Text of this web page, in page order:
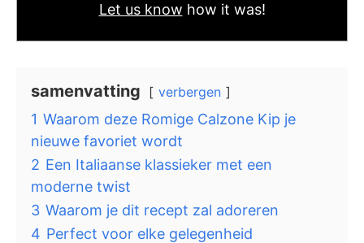
Let us know how it was!
samenvatting verbergen
1 Waarom deze Romige Calzone Kip je
nieuwe favoriet wordt
2 Een Italiaanse klassieker met een
moderne twist
3 Waarom je dit recept zal adoreren
4 Perfect voor elke gelegenheid